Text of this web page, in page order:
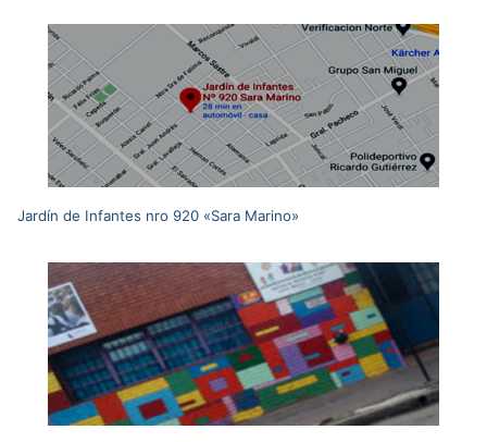
Jardín de Infantes nro 920 «Sara Marino»